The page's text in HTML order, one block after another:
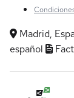
Madrid,
español